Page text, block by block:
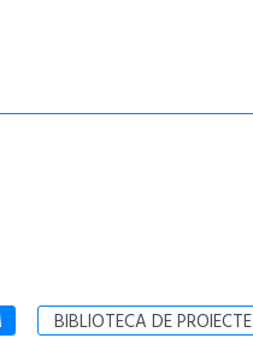
BIBLIOTECA DE PROIECTE